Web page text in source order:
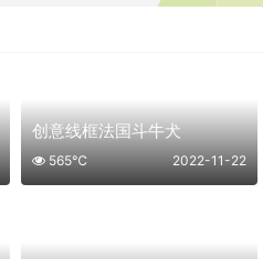
创意线框法国斗牛犬
2022-11-22
565℃